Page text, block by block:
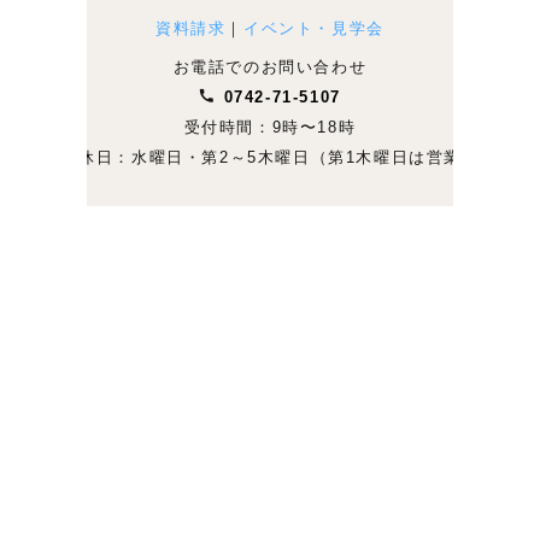
資料請求 ｜ イベント・見学会
お電話でのお問い合わせ
0742-71-5107
受付時間：9時〜18時
定休日：水曜日・第2～5木曜日（第1木曜日は営業）